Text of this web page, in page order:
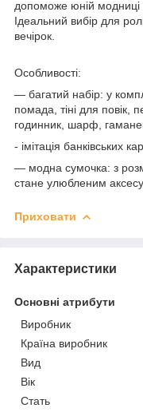
допоможе юній модниці
Ідеальний вибір для
вечірок.
Особливості:
— багатий набір: у
помада, тіні для повік,
годинник, шарф,
- імітація банківських
— модна сумочка: з
стане улюбленим
Приховати
Характеристики
Основні атрибути
Виробник
Країна виробник
Вид
Вік
Стать